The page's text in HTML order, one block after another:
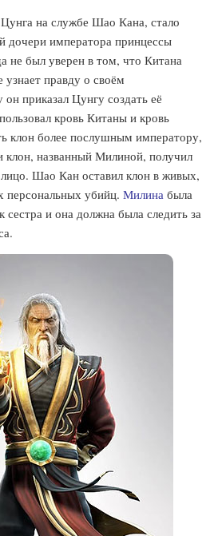
на службе Шао Кана, стало
дочери императора принцессы
не был уверен в том, что Китана
узнает правду о своём
приказал Цунгу создать её
кровь Китаны и кровь
клон более послушным императору,
клон, названный Милиной, получил
лицо. Шао Кан оставил клон в живых,
персональных убийц.Милина была
сестра и она должна была следить за